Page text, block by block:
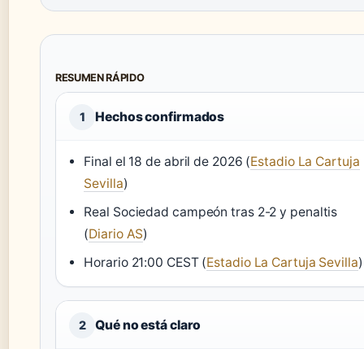
RESUMEN RÁPIDO
1 Hechos confirmados
Final el 18 de abril de 2026 (Estadio La Cartuja
Sevilla)
Real Sociedad campeón tras 2-2 y penaltis
(Diario AS)
Horario 21:00 CEST (Estadio La Cartuja Sevilla)
2 Qué no está claro